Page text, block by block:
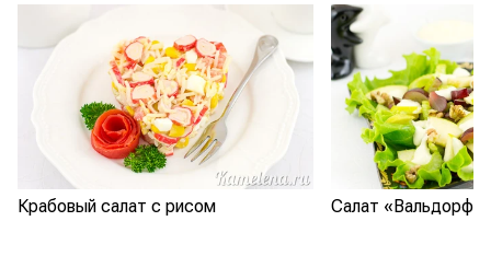
Крабовый салат с рисом Салат «Вальдорф»